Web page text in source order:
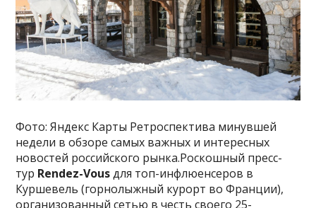
Фото: Яндекс Карты Ретроспектива минувшей
недели в обзоре самых важных и интересных
новостей российского рынка.Роскошный пресс-
тур Rendez-Vousдля топ-инфлюенсеров в
Куршевель (горнолыжный курорт во Франции),
организованный сетью в честь своего 25-